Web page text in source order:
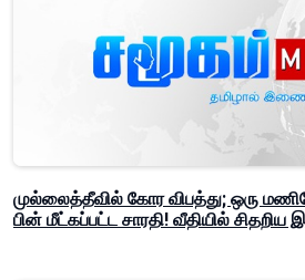
முல்லைத்தீவில் கோர விபத்து; ஒரு
பின் மீட்கப்பட்ட சாரதி! வீதியில்